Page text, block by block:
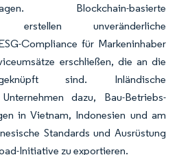
Blockchain-basierte
erstellen unveränderliche
Compliance für Markeninhaber
erschließen, die an die
sind. Inländische
dazu, Bau-Betriebs-
in Vietnam, Indonesien und am
Standards und Ausrüstung
Initiative zu exportieren.